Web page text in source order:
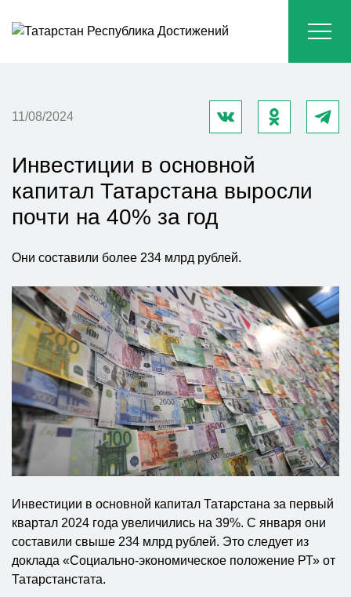
11/08/2024
Инвестиции в основной
капитал Татарстана выросли
почти на 40% за год
Они составили более 234 млрд рублей.
Инвестиции в основной капитал Татарстана за первый
квартал 2024 года увеличились на 39%. С января они
составили свыше 234 млрд рублей. Это следует из
доклада «Социально-экономическое положение РТ» от
Татарстанстата.